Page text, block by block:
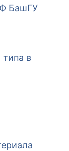
БашГУ
типа в